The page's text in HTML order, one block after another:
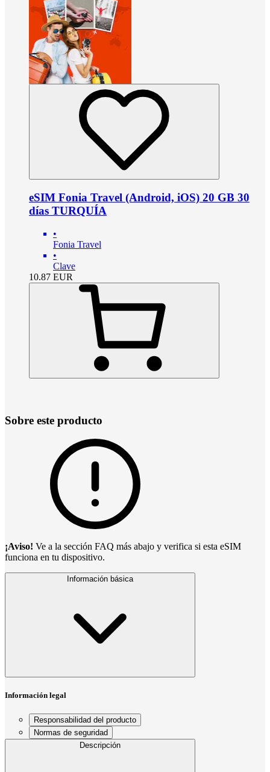
eSIM Fonia Travel (Android, iOS) 20 GB 30
días TURQUÍA
•
Fonia Travel
•
Clave
10.87 EUR
Sobre este producto
¡Aviso! Ve a la sección FAQ más abajo y verifica si esta eSIM
funciona en tu dispositivo.
Información básica
Información legal
Responsabilidad del producto
Normas de seguridad
Descripción